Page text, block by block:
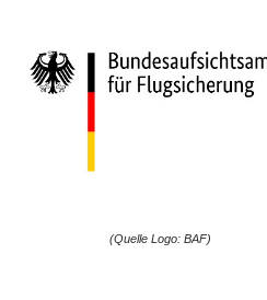
(Quelle Logo: BAF)